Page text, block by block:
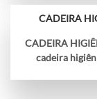
CADEIRA
CADEIRA
cadeira